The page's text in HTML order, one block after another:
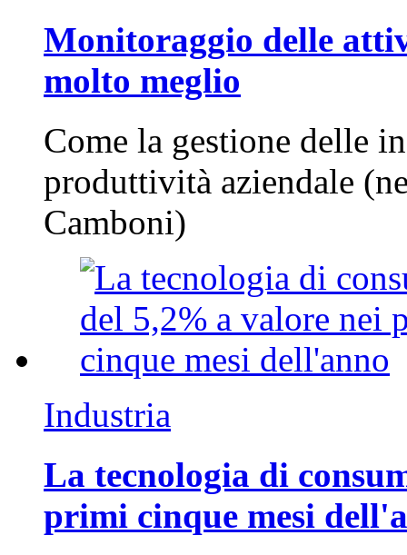
Monitoraggio delle
molto meglio
Come la gestione delle
produttività aziendale
Camboni)
Industria
La tecnologia di
primi cinque mesi